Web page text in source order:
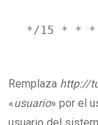
*/15 * * *
Remplaza http://
«usuario» por el